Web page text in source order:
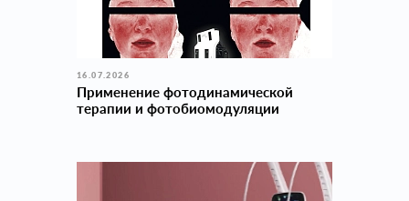
16.07.2026
Применение фотодинамической
терапии и фотобиомодуляции